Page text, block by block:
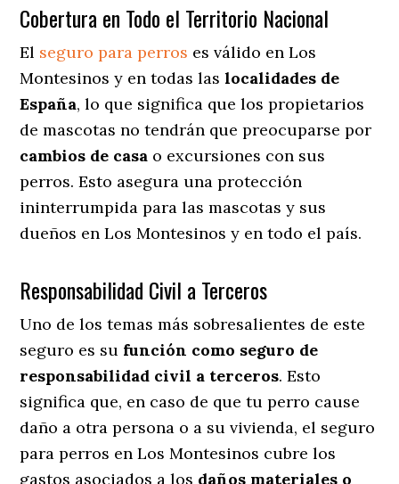
Cobertura en Todo el Territorio Nacional
El seguro para perros es válido en Los
Montesinos y en todas laslocalidades de
España, lo que significa que los propietarios
de mascotas no tendrán que preocuparse por
cambios de casa o excursiones con sus
perros. Esto asegura una protección
ininterrumpida para las mascotas y sus
dueños en Los Montesinos y en todo el país.
Responsabilidad Civil a Terceros
Uno de los temas más sobresalientes de este
seguro es su función como seguro de
responsabilidad civil a terceros. Esto
significa que, en caso de que tu perro cause
daño a otra persona o a su vivienda, el seguro
para perros en Los Montesinos cubre los
gastos asociados a los daños materiales o